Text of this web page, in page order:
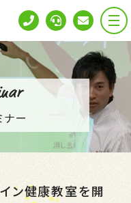
ナー
ン健康教室を開